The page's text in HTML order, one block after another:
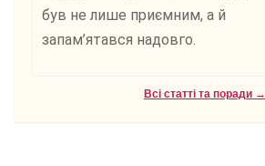
був не лише приємним, а й
запам’ятався надовго.
Всі статті та поради →